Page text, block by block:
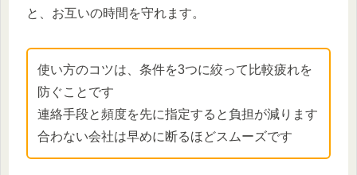
と、お互いの時間を守れます。
使い方のコツは、条件を3つに絞って比較疲れを
防ぐことです
連絡手段と頻度を先に指定すると負担が減ります
合わない会社は早めに断るほどスムーズです